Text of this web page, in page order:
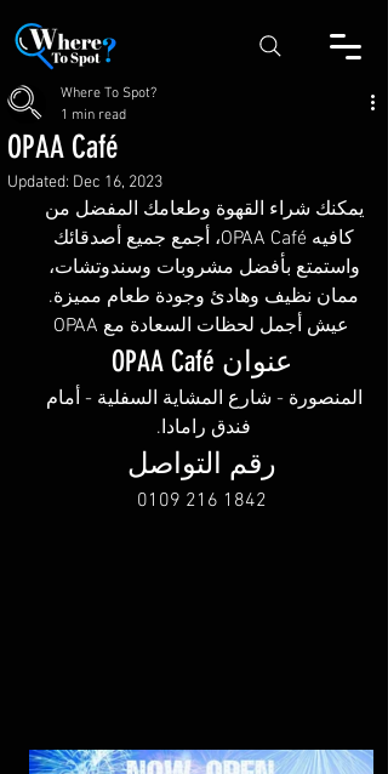
OPAA Café
Where To Spot?
1 min read
Updated: Dec 16, 2023
يمكنك شراء القهوة وطعامك المفضل من
كافيه OPAA Café، أجمع جميع أصدقائك
واستمتع بأفضل مشروبات وسندوتشات،
ممان نظيف وهادئ وجودة طعام مميزة.
عيش أجمل لحظات السعادة مع OPAA
عنوان OPAA Café
المنصورة - شارع المشاية السفلية - أمام
فندق رامادا.
رقم التواصل